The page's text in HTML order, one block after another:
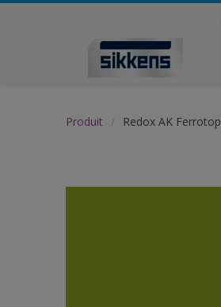
Produit Redox AK Ferrotop